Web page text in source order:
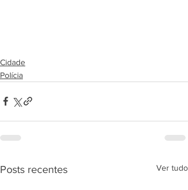
Cidade
Polícia
Posts recentes Ver tudo